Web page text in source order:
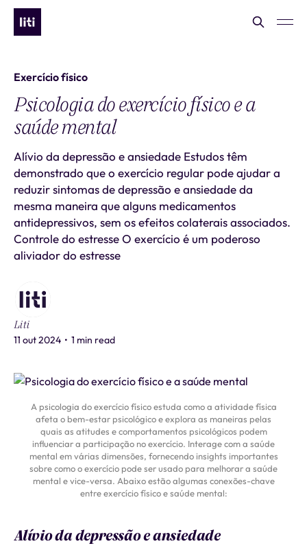
Exercício físico
Psicologia do exercício físico e a
saúde mental
Alívio da depressão e ansiedade Estudos têm
demonstrado que o exercício regular pode ajudar a
reduzir sintomas de depressão e ansiedade da
mesma maneira que alguns medicamentos
antidepressivos, sem os efeitos colaterais associados.
Controle do estresse O exercício é um poderoso
aliviador do estresse
Liti
11 out 2024 • 1 min read
A psicologia do exercício físico estuda como a atividade física
afeta o bem-estar psicológico e explora as maneiras pelas
quais as atitudes e comportamentos psicológicos podem
influenciar a participação no exercício. Interage com a saúde
mental em várias dimensões, fornecendo insights importantes
sobre como o exercício pode ser usado para melhorar a saúde
mental e vice-versa. Abaixo estão algumas conexões-chave
entre exercício físico e saúde mental:
Alívio da depressão e ansiedade